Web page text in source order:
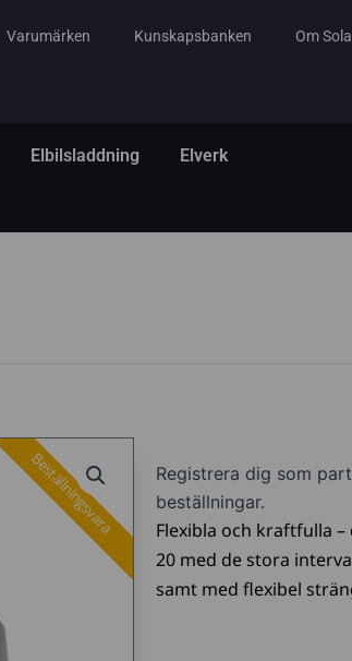
Varumärken Kunskapsbanken Om
Öppna Energilagring
Elbilsladdning Öppna Elbilsladdning
Elverk
Beställningsvara
Registrera dig som
beställningar.
Flexibla och kraftfulla –
20 med de stora
samt med flexibel